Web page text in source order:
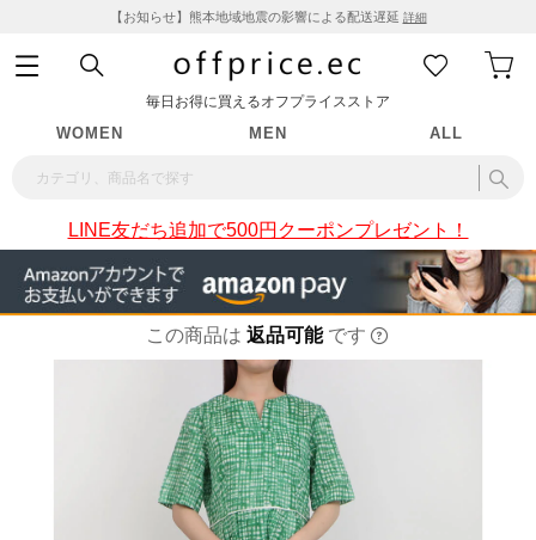
【お知らせ】熊本地域地震の影響による配送遅延 詳細
毎日お得に買えるオフプライスストア
WOMEN MEN ALL
LINE友だち追加で500円クーポンプレゼント！
この商品は 返品可能 です